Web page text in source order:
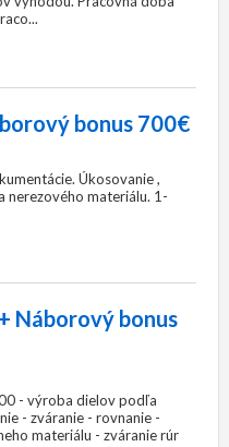
bonus 700€
Úkosovanie ,
nerezového materiálu. 1-
Náborový bonus
- výroba dielov podľa
- zváranie - rovnanie -
materiálu - zváranie rúr